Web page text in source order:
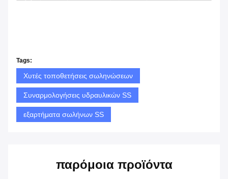
Tags:
Χυτές τοποθετήσεις σωληνώσεων
Συναρμολογήσεις υδραυλικών SS
εξαρτήματα σωλήνων SS
παρόμοια προϊόντα